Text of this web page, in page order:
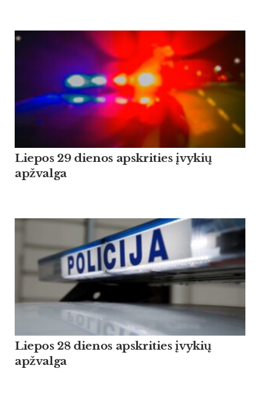
Liepos 29 dienos apskrities įvykių
apžvalga
Liepos 28 dienos apskrities įvykių
apžvalga